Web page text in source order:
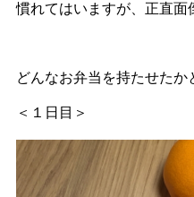
慣れてはいますが、 正直面
どんなお弁当を持たせたか
＜１日目＞